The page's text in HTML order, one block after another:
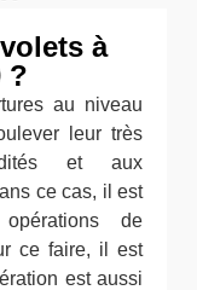
à
?
au niveau
leur très
et aux
ce cas, il est
de
ce faire, il est
est aussi